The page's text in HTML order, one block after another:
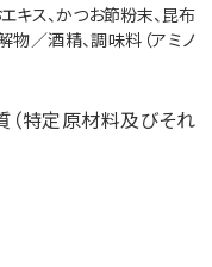
キス、かつお節粉末、昆布
／酒精、調味料（アミノ
（特定原材料及びそれ